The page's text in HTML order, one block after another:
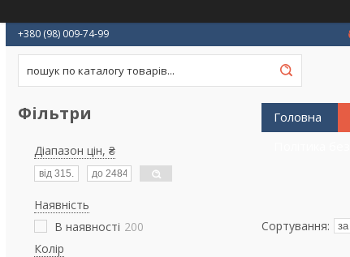
+380 (98) 009-74-99
Фільтри
Діапазон цін, ₴
Наявність
В наявності 200
Колір
Головна